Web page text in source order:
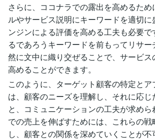
さらに、ココナラでの露出を高めるた
ルやサービス説明にキーワードを適切
ンジンによる評価を高める工夫も必要
るであろうキーワードを前もってリサー
然に文中に織り交ぜることで、サービ
高めることができます。
このように、ターゲット顧客の特定と
は、顧客のニーズを理解し、それに応
と、コミュニケーションの工夫が求めら
での売上を伸ばすためには、これらの
し、顧客との関係を深めていくことが不